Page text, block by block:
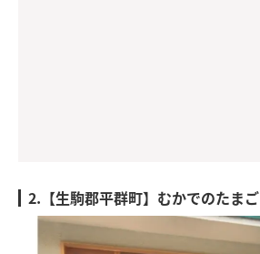
2.【生駒郡平群町】むかでのたまご